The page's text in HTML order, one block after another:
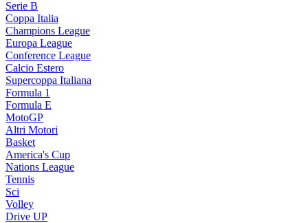
Serie B
Coppa Italia
Champions League
Europa League
Conference League
Calcio Estero
Supercoppa Italiana
Formula 1
Formula E
MotoGP
Altri Motori
Basket
America's Cup
Nations League
Tennis
Sci
Volley
Drive UP